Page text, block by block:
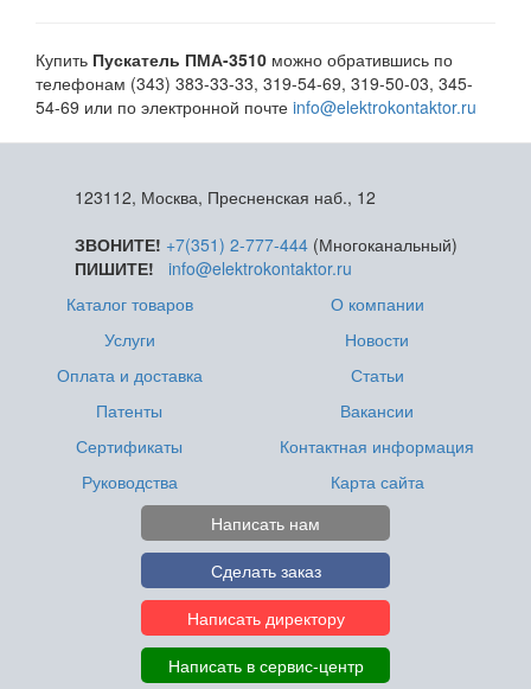
Купить Пускатель ПМА-3510 можно обратившись по
телефонам (343) 383-33-33, 319-54-69, 319-50-03, 345-
54-69 или по электронной почте info@elektrokontaktor.ru
123112, Москва, Пресненская наб., 12
ЗВОНИТЕ! +7(351) 2-777-444(Многоканальный)
ПИШИТЕ!
info@elektrokontaktor.ru
Каталог товаров
Услуги
Оплата и доставка
Патенты
Сертификаты
Руководства
О компании
Новости
Статьи
Вакансии
Контактная информация
Карта сайта
Написать нам
Сделать заказ
Написать директору
Написать в сервис-центр